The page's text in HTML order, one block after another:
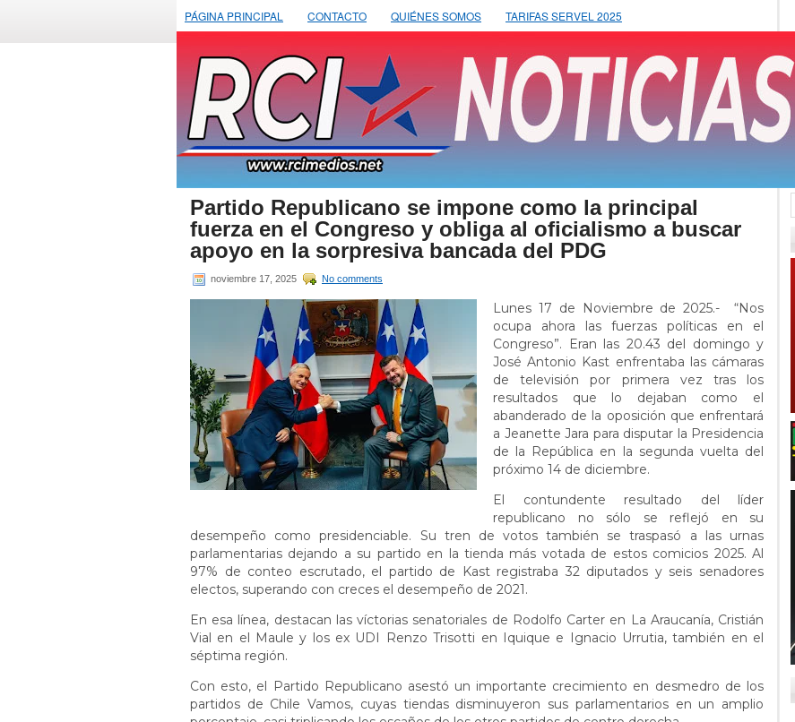
PÁGINA PRINCIPAL CONTACTO QUIÉNES SOMOS TARIFAS SERVEL 2025
Partido Republicano se impone como la principal
fuerza en el Congreso y obliga al oficialismo a buscar
apoyo en la sorpresiva bancada del PDG
noviembre 17, 2025 No comments
Lunes 17 de Noviembre de 2025.- “Nos
ocupa ahora las fuerzas políticas en el
Congreso”. Eran las 20.43 del domingo y
José Antonio Kast enfrentaba las cámaras
de televisión por primera vez tras los
resultados que lo dejaban como el
abanderado de la oposición que enfrentará
a Jeanette Jara para disputar la Presidencia
de la República en la segunda vuelta del
próximo 14 de diciembre.
El contundente resultado del líder
republicano no sólo se reflejó en su
desempeño como presidenciable. Su tren de votos también se traspasó a las urnas
parlamentarias dejando a su partido en la tienda más votada de estos comicios 2025. Al
97% de conteo escrutado, el partido de Kast registraba 32 diputados y seis senadores
electos, superando con creces el desempeño de 2021.
En esa línea, destacan las víctorias senatoriales de Rodolfo Carter en La Araucanía, Cristián
Vial en el Maule y los ex UDI Renzo Trisotti en Iquique e Ignacio Urrutia, también en el
séptima región.
Con esto, el Partido Republicano asestó un importante crecimiento en desmedro de los
partidos de Chile Vamos, cuyas tiendas disminuyeron sus parlamentarios en un amplio